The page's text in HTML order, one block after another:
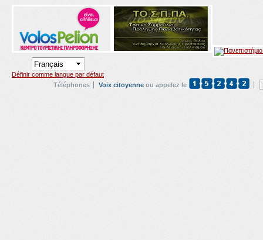
Définir comme langue par défaut
Téléphones
Voix citoyenne ou appelez le